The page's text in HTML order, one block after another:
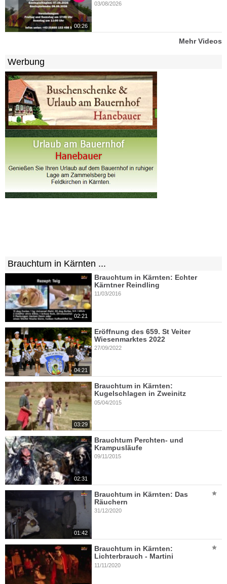
00:26
03/08/2026
Mehr Videos
Werbung
Brauchtum in Kärnten ...
02:21
Brauchtum in Kärnten: Echter
Kärntner Reindling
11/03/2016
04:21
Eröffnung des 659. St Veiter
Wiesenmarktes 2022
27/09/2022
03:29
Brauchtum in Kärnten:
Kugelschlagen in Zweinitz
05/04/2015
02:31
Brauchtum Perchten- und
Krampusläufe
09/11/2015
01:42
Brauchtum in Kärnten: Das
Räuchern
31/12/2020
Brauchtum in Kärnten:
Lichterbrauch - Martini
11/11/2020